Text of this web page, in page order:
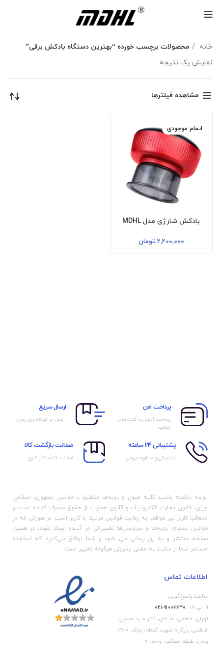
خانه
محصولات برچسب خورده “بهترین دستگاه بادکش برقی”
نمایش یک نتیجه
مشاهده فیلترها
اتمام موجودی
بادکش شارژی مدل MDHL
2,200,000 تومان
پرداخت امن
پرداخت آنلاین با کارت‌های
شتاب
ارسال سریع
ارسال در کوتاه‌ترین زمان
پشتیبانی 24 ساعته
پشتیبانی و مشاوره فروش
ضمانت بازگشت کالا
ضمانت تا حداکثر ۷ روز
توجه داشته باشید کلیه اصول و رویه‏‌ها منطبق با قوانین جمهوری اسلامی
ایران، قانون تجارت الکترونیک و قانون حمایت از حقوق مصرف کننده است و
متعاقبا کاربر نیز موظف به رعایت قوانین مرتبط با کاربر است. در صورتی که در
قوانین مندرج، رویه‏‌ها و سرویس‏‌ها تغییراتی در آینده ایجاد شود، در همین
صفحه منتشر و به روز رسانی می شود و شما توافق می‏‌کنید که استفاده
مستمر شما از سایت به معنی پذیرش هرگونه تغییر است.
اطلاعات تماس
ساعت پاسخ‌گویی
۹ الی ۱۷ :
۹۱۰۰۶۶۳۰-۰۲۱
تهران، فاطمی، خیابان دکتر سید حسین
فاطمی، بزرگراه شهید گمنام، پلاک: 26.0،
یاس، طبقه: همکف، واحد: 7